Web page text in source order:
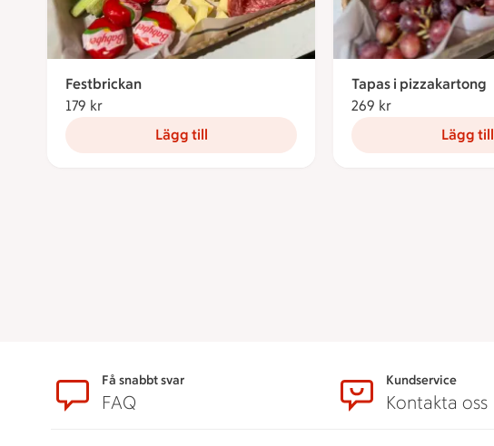
Festbrickan
179 kr
Lägg till
Tapas i pizzakartong
269 kr
Lägg till
SidfotFå snabbt svar
FAQ
Kundservice
Kontakta oss